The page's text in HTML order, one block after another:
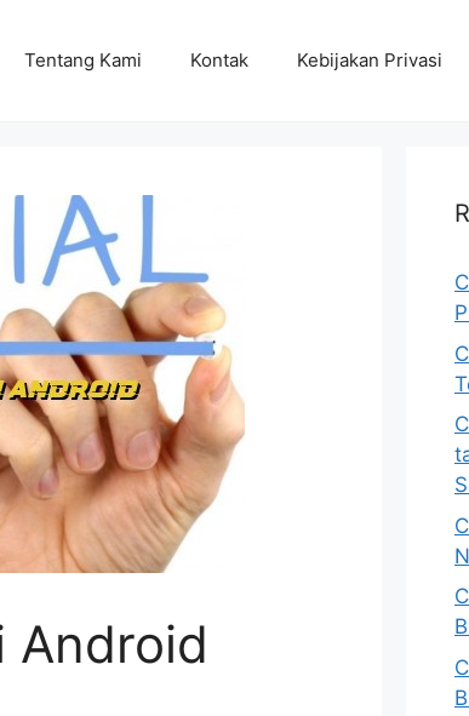
Tentang Kami Kontak Kebijakan Privasi
Android